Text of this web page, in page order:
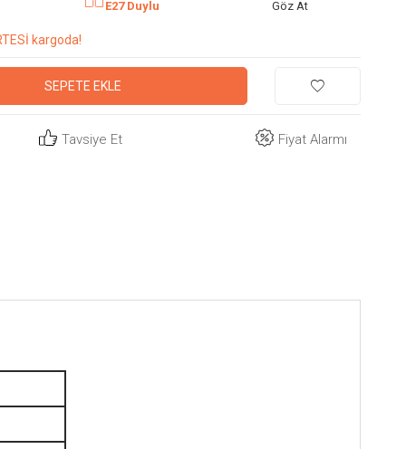
E27 Duylu
Göz At
kargoda!
SEPETE EKLE
Tavsiye Et Fiyat Alarmı